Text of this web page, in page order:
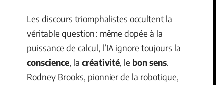
Les discours triomphalistes occultent la
véritable question : même dopée à la
puissance de calcul, l’IA ignore toujours la
conscience, la créativité, le bon sens.
Rodney Brooks, pionnier de la robotique,